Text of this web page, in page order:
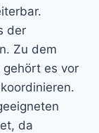
der
Zu dem
es vor
da